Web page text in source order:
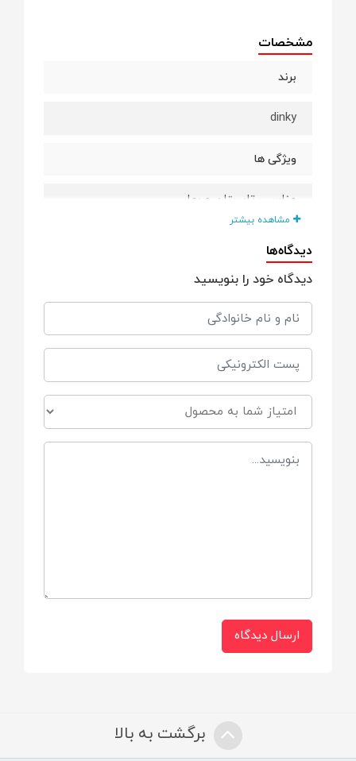
مشخصات
برند
dinky
ویژگی ها
مناسب تابستان و بهار
جنس نخی ضد حساسیت
چاپ با کیفیت
رنگ
سفید نارنجی
جنس
نخی
مشاهده بیشتر
دیدگاه‌ها
دیدگاه خود را بنویسید
ارسال دیدگاه
برگشت به بالا